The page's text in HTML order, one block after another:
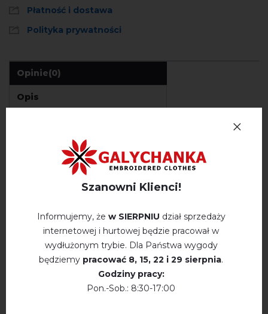
Płatność i dostawa
Polityka prywatności
Opinie(0)
Opis
OPINIE O POLYMIANUY VUHOR (CZARNY)
Немає відгуків про цей товар.
Szanowni Klienci!
Informujemy, że w SIERPNIU dział sprzedaży
internetowej i hurtowej będzie pracował w
wydłużonym trybie. Dla Państwa wygody
będziemy pracować 8, 15, 22 і 29 sierpnia.
Godziny pracy:
Pon.-Sob.: 8:30-17:00